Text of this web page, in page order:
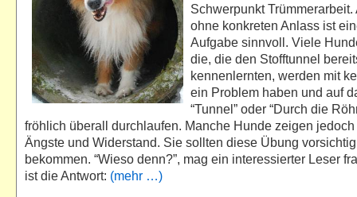
Schwerpunkt Trümmerarbeit.
ohne konkreten Anlass ist
Aufgabe sinnvoll. Viele
die, die den Stofftunnel
kennenlernten, werden mit
ein Problem haben und auf
“Tunnel” oder “Durch die
fröhlich überall durchlaufen. Manche Hunde zeigen
Ängste und Widerstand. Sie sollten diese Übung
bekommen. “Wieso denn?”, mag ein interessierter Leser
ist die Antwort: (mehr …)